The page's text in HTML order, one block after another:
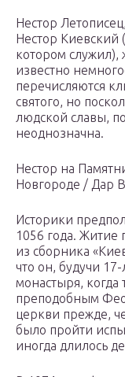
Нестор
Нестор Киевский
котором служил),
известно
перечисляются
святого, но
людской славы,
неоднозначна.
Нестор на
Новгороде / Дар
Историки
1056 года. Житие
из сборника
что он, будучи
монастыря, когда
преподобным
церкви прежде,
было пройти
иногда длилось